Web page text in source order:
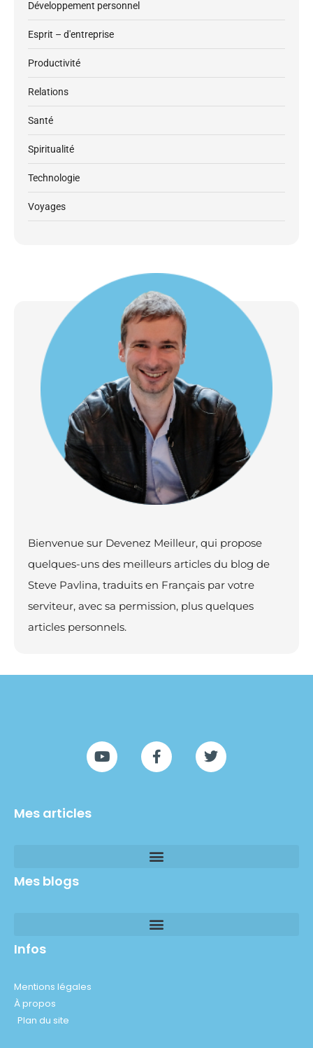
Développement personnel
Esprit – d'entreprise
Productivité
Relations
Santé
Spiritualité
Technologie
Voyages
Bienvenue sur Devenez Meilleur, qui propose
quelques-uns des meilleurs articles du blog de
Steve Pavlina, traduits en Français par votre
serviteur, avec sa permission, plus quelques
articles personnels.
Mes articles
Mes blogs
Infos
Mentions légales
À propos
Plan du site